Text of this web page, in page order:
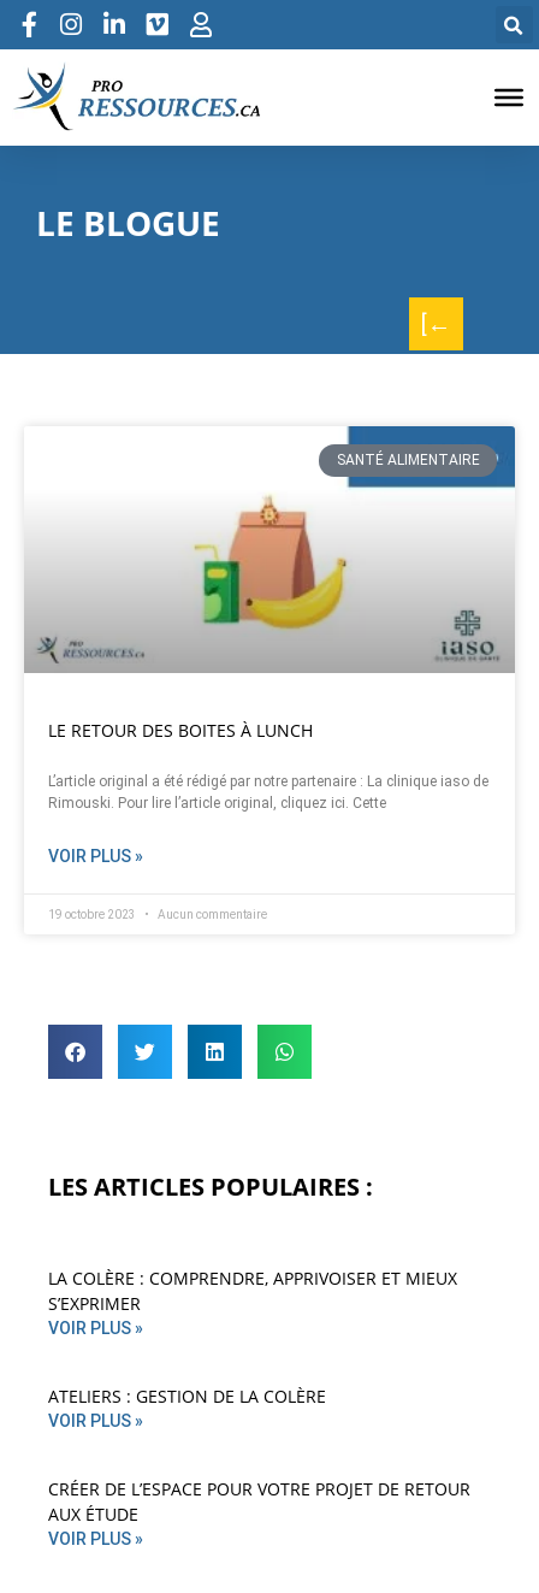
LE BLOGUE
[←
SANTÉ ALIMENTAIRE
LE RETOUR DES BOITES À LUNCH
L’article original a été rédigé par notre partenaire : La clinique iaso de
Rimouski. Pour lire l’article original, cliquez ici. Cette
VOIR PLUS »
19 octobre 2023 Aucun commentaire
LES ARTICLES POPULAIRES :
LA COLÈRE : COMPRENDRE, APPRIVOISER ET MIEUX
S’EXPRIMER
VOIR PLUS »
ATELIERS : GESTION DE LA COLÈRE
VOIR PLUS »
CRÉER DE L’ESPACE POUR VOTRE PROJET DE RETOUR
AUX ÉTUDE
VOIR PLUS »